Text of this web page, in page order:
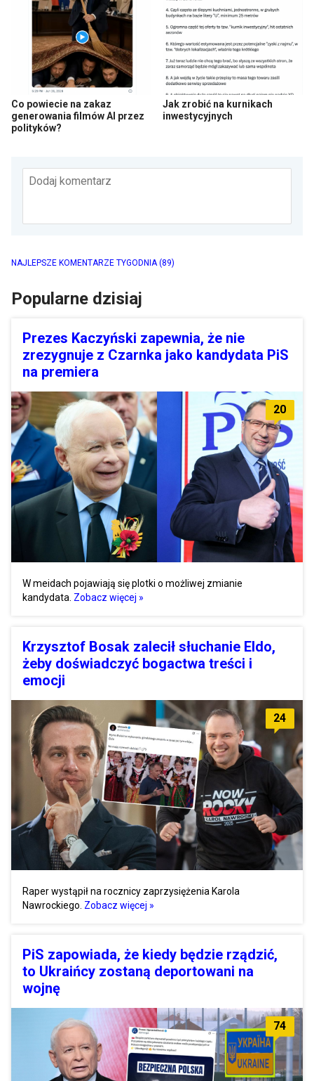
Co powiecie na zakaz
generowania filmów AI przez
polityków?
Jak zrobić na kurnikach
inwestycyjnych
Dodaj komentarz
NAJLEPSZE KOMENTARZE TYGODNIA(89)
Popularne dzisiaj
Prezes Kaczyński zapewnia, że nie
zrezygnuje z Czarnka jako kandydata PiS
na premiera
20
W meidach pojawiają się plotki o możliwej zmianie
kandydata. Zobacz więcej »
Krzysztof Bosak zalecił słuchanie Eldo,
żeby doświadczyć bogactwa treści i
emocji
24
Raper wystąpił na rocznicy zaprzysiężenia Karola
Nawrockiego. Zobacz więcej »
PiS zapowiada, że kiedy będzie rządzić,
to Ukraińcy zostaną deportowani na
wojnę
74